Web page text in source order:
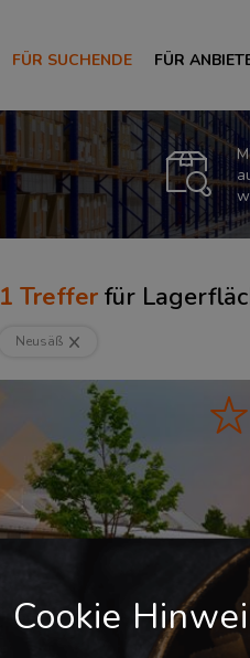
FÜR SUCHENDE FÜR
1 Treffer für
Neusäß
Cookie